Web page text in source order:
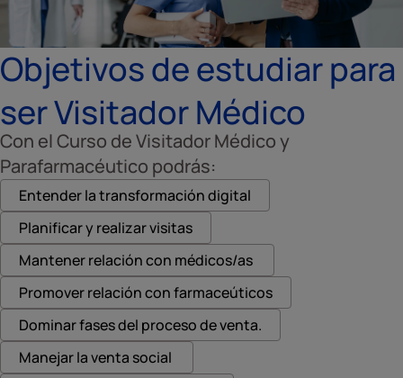
Objetivos de estudiar para
ser Visitador Médico
Con el Curso de Visitador Médico y
Parafarmacéutico podrás:
Entender la transformación digital
Planificar y realizar visitas
Mantener relación con médicos/as
Promover relación con farmaceúticos
Dominar fases del proceso de venta.
Manejar la venta social